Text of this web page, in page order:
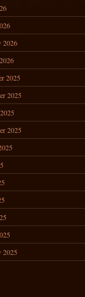
2026
2025
2025
2025
2025